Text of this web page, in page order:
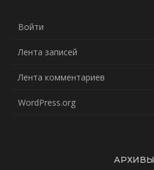
Войти
Лента записей
Лента комментариев
WordPress.org
АРХИВЫ